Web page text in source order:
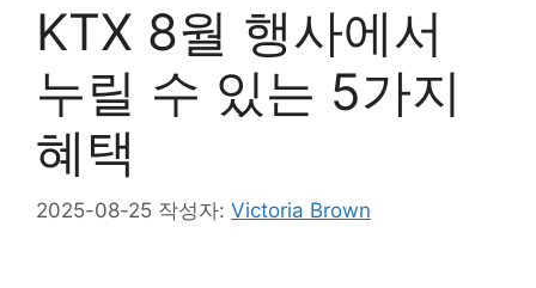
KTX 8월 행사에서
누릴 수 있는 5가지
혜택
2025-08-25 작성자: Victoria Brown